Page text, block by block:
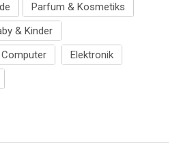
Parfum & Kosmetiks
& Kinder
Computer
Elektronik